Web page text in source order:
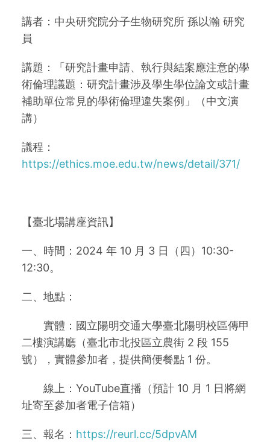
講者：中央研究院分子生物研究所 孫以瀚 研究
員
講題：「研究計畫申請、執行與結案應注意的學
術倫理議題：研究計畫涉及學生學位論文或計畫
補助單位常見的學術倫理違失案例」（中文演
講）
議程：
https://ethics.moe.edu.tw/news/detail/371/
【臺北場講座資訊】
一、時間：2024 年 10 月 3 日（四）10:30-
12:30。
二、地點：
實體：國立陽明交通大學臺北陽明校區傳甲
二樓演講廳（臺北市北投區立農街 2 段 155
號），實體參加者，提供簡便餐點 1 份。
線上：YouTube直播（預計 10 月 1 日將網
址寄至參加者電子信箱）
三、報名： https://reurl.cc/5dpvAM